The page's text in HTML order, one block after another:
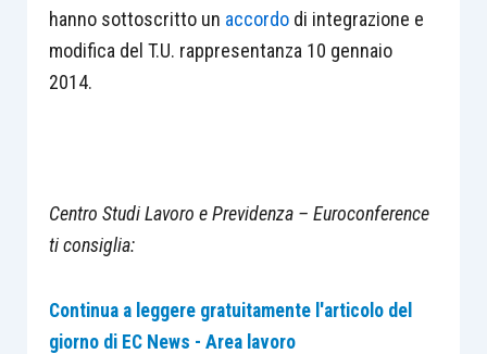
hanno sottoscritto un accordodi integrazione e
modifica del T.U. rappresentanza 10 gennaio
2014.
Centro Studi Lavoro e Previdenza – Euroconference
ti consiglia:
Continua a leggere gratuitamente l'articolo del
giorno di EC News - Area lavoro